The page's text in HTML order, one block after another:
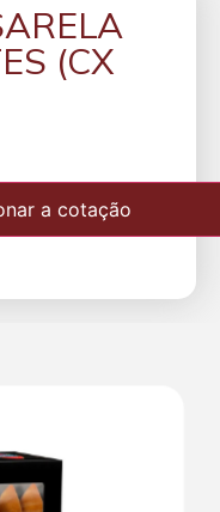
(CX
a cotação